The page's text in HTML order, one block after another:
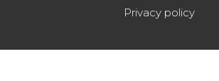
Privacy policy